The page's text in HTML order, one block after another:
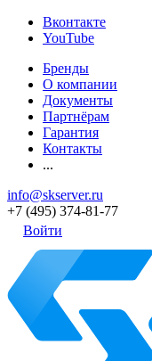
Вконтакте
YouTube
Бренды
О компании
Документы
Партнёрам
Гарантия
Контакты
...
info@skserver.ru
+7 (495) 374-81-77
Войти